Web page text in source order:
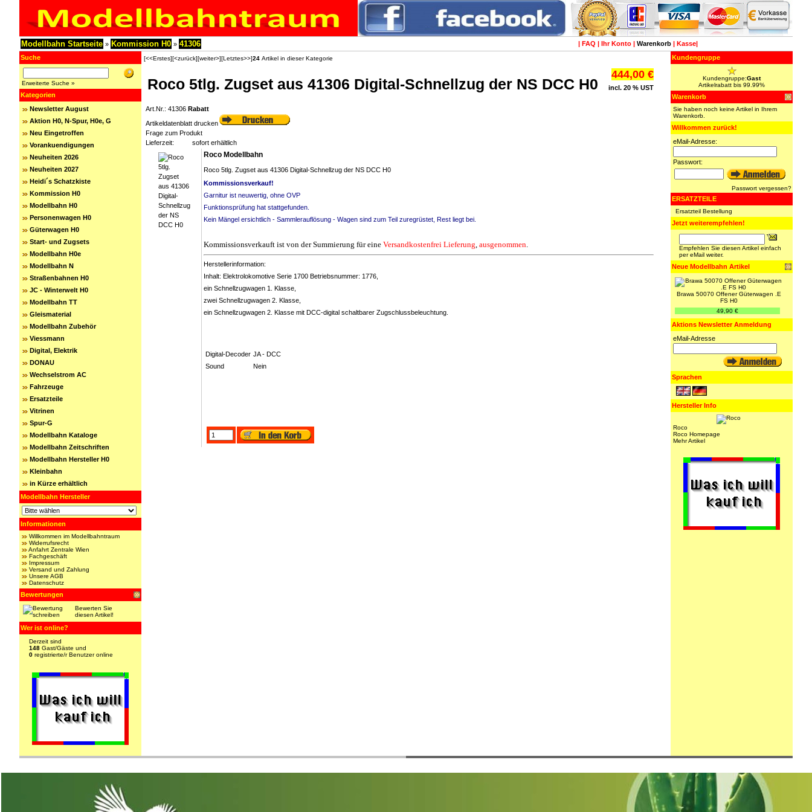
Modellbahn Startseite » Kommission H0 » 41306 | FAQ | Ihr Konto | Warenkorb | Kasse|
Suche
Erweiterte Suche »
Kategorien
Newsletter August
Aktion H0, N-Spur, H0e, G
Neu Eingetroffen
Vorankuendigungen
Neuheiten 2026
Neuheiten 2027
Heidi´s Schatzkiste
Kommission H0
Modellbahn H0
Personenwagen H0
Güterwagen H0
Start- und Zugsets
Modellbahn H0e
Modellbahn N
Straßenbahnen H0
JC - Winterwelt H0
Modellbahn TT
Gleismaterial
Modellbahn Zubehör
Viessmann
Digital, Elektrik
DONAU
Wechselstrom AC
Fahrzeuge
Ersatzteile
Vitrinen
Spur-G
Modellbahn Kataloge
Modellbahn Zeitschriften
Modellbahn Hersteller H0
Kleinbahn
in Kürze erhältlich
Modellbahn Hersteller
Informationen
Willkommen im Modellbahntraum
Widerrufsrecht
Anfahrt Zentrale Wien
Fachgeschäft
Impressum
Versand und Zahlung
Unsere AGB
Datenschutz
Bewertungen
Bewerten Sie
diesen Artikel!
Wer ist online?
Derzeit sind
148 Gast/Gäste und
0 registrierte/r Benutzer online
[<<Erstes][<zurück][weiter>][Letztes>>]24 Artikel in dieser Kategorie
Roco 5tlg. Zugset aus 41306 Digital-Schnellzug der NS DCC H0
444,00 €
incl. 20 % UST
Art.Nr.: 41306 Rabatt
Artikeldatenblatt drucken
Frage zum Produkt
Lieferzeit:
sofort erhältlich
Roco Modellbahn
Roco 5tlg. Zugset aus 41306 Digital-Schnellzug der NS DCC H0
Kommissionsverkauf!
Garnitur ist neuwertig, ohne OVP
Funktionsprüfung hat stattgefunden.
Kein Mängel ersichtlich - Sammlerauflösung - Wagen sind zum Teil zuregrüstet, Rest liegt bei.
Kommissionsverkauft ist von der Summierung für eine Versandkostenfrei Lieferung, ausgenommen.
Herstellerinformation:
Inhalt: Elektrolokomotive Serie 1700 Betriebsnummer: 1776,
ein Schnellzugwagen 1. Klasse,
zwei Schnellzugwagen 2. Klasse,
ein Schnellzugwagen 2. Klasse mit DCC-digital schaltbarer Zugschlussbeleuchtung.
Digital-Decoder JA - DCC
Sound
Nein
Kundengruppe
Kundengruppe:Gast
Artikelrabatt bis 99.99%
Warenkorb
Sie haben noch keine Artikel in Ihrem
Warenkorb.
Willkommen zurück!
eMail-Adresse:
Passwort:
Passwort vergessen?
ERSATZTEILE
Ersatzteil Bestellung
Jetzt weiterempfehlen!
Empfehlen Sie diesen Artikel einfach
per eMail weiter.
Neue Modellbahn Artikel
Brawa 50070 Offener Güterwagen .E
FS H0
49,90 €
Aktions Newsletter Anmeldung
eMail-Adresse
Sprachen
Hersteller Info
Roco
Roco Homepage
Mehr Artikel